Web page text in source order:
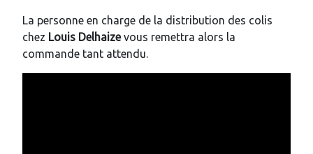
La personne en charge de la distribution des colis
chez Louis Delhaize vous remettra alors la
commande tant attendu.